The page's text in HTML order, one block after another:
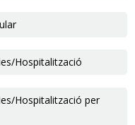
Hospitalització
Hospitalització per